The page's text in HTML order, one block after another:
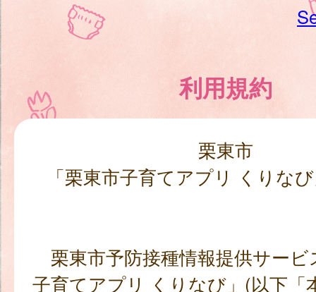
利用規約
栗東市
「栗東市子育てアプリ くりな
栗東市予防接種情報提供サービ
子育てアプリ くりなび」(以下「